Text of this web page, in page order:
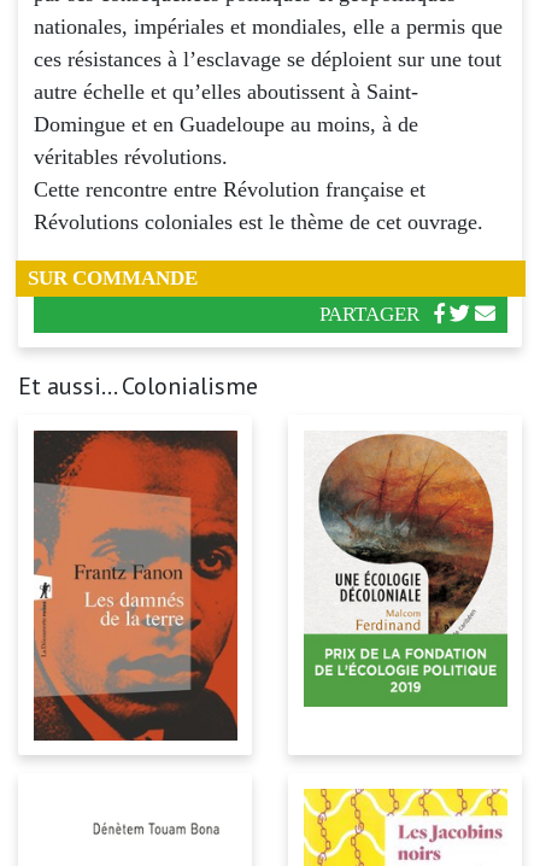
nationales, impériales et mondiales, elle a permis que
ces résistances à l’esclavage se déploient sur une tout
autre échelle et qu’elles aboutissent à Saint-
Domingue et en Guadeloupe au moins, à de
véritables révolutions.
Cette rencontre entre Révolution française et
Révolutions coloniales est le thème de cet ouvrage.
SUR COMMANDE
PARTAGER
Et aussi... Colonialisme